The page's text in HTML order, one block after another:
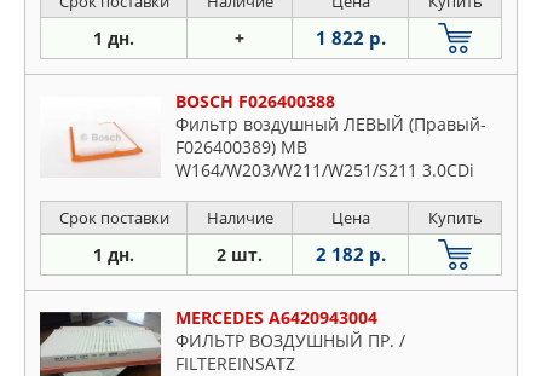
1 дн. + 1 822 р.
BOSCH F026400388
Фильтр воздушный ЛЕВЫЙ (Правый-
F026400389) MB
W164/W203/W211/W251/S211 3.0CDi
Срок поставки Наличие Цена Купить
1 дн. 2 шт. 2 182 р.
MERCEDES A6420943004
ФИЛЬТР ВОЗДУШНЫЙ ПР. /
FILTEREINSATZ